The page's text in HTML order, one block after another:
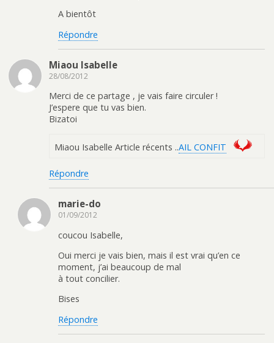
A bientôt
Répondre
Miaou Isabelle
28/08/2012
Merci de ce partage , je vais faire circuler !
J’espere que tu vas bien.
Bizatoi
Miaou Isabelle Article récents ..AIL CONFIT
Répondre
marie-do
01/09/2012
coucou Isabelle,
Oui merci je vais bien, mais il est vrai qu’en ce
moment, j’ai beaucoup de mal
à tout concilier.
Bises
Répondre